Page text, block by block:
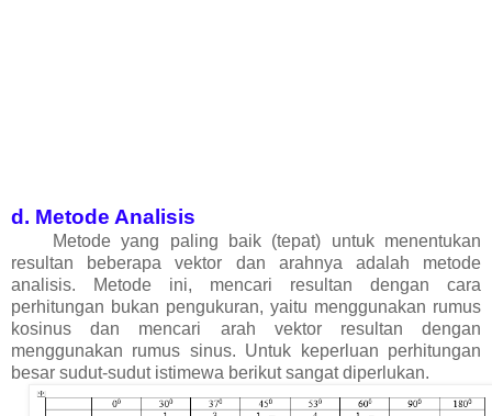
d. Metode Analisis
Metode yang paling baik (tepat) untuk menentukan
resultan beberapa vektor dan arahnya adalah metode
analisis. Metode ini, mencari resultan dengan cara
perhitungan bukan pengukuran, yaitu menggunakan rumus
kosinus dan mencari arah vektor resultan dengan
menggunakan rumus sinus. Untuk keperluan perhitungan
besar sudut-sudut istimewa berikut sangat diperlukan.